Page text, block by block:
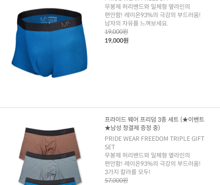
무봉제 허리밴드와 일체형 옆라인의
편안함! 레이온93%의 극강의 부드러움!
남자의 자유를 느껴보세요.
19,000원
19,000원
프라이드 웨어 프리덤 3종 세트 (★이벤트
★남성 청결제 증정 중)
PRIDE WEAR FREEDOM TRIPLE GIFT
SET
무봉제 허리밴드와 일체형 옆라인의
편안함! 레이온93%의 극강의 부드러움!
3가지 칼라를 모두!
57,000원